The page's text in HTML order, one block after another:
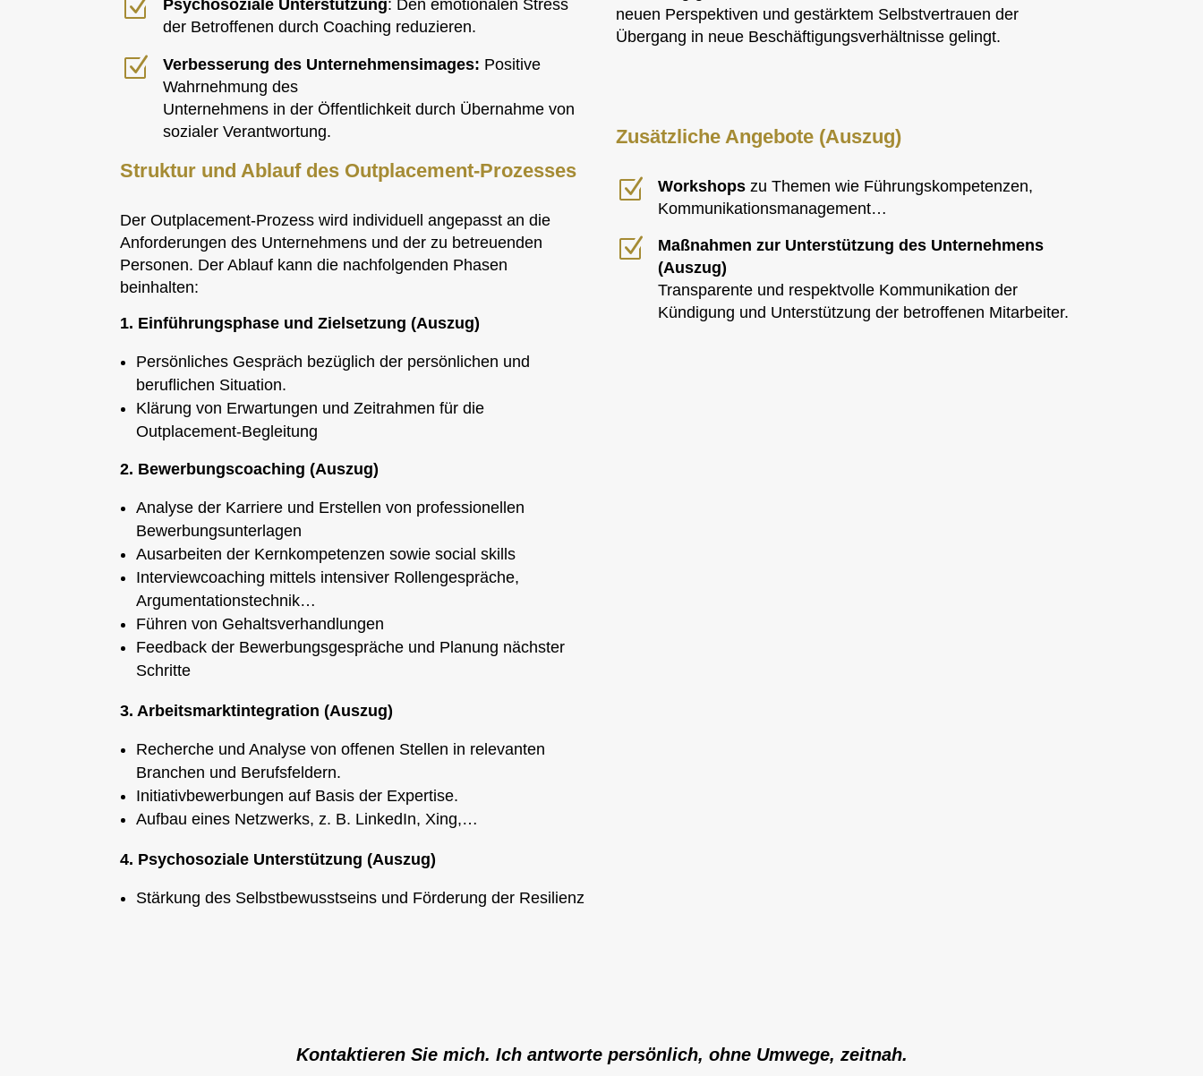
Z Psychosoziale Unterstützung: Den emotionalen Stress
der Betroffenen durch Coaching reduzieren.
Z Verbesserung des Unternehmensimages: Positive
Wahrnehmung des
Unternehmens in der Öffentlichkeit durch Übernahme von
sozialer Verantwortung.
Struktur und Ablauf des Outplacement-Prozesses
Der Outplacement-Prozess wird individuell angepasst an die
Anforderungen des Unternehmens und der zu betreuenden
Personen. Der Ablauf kann die nachfolgenden Phasen
beinhalten:
1. Einführungsphase und Zielsetzung (Auszug)
Persönliches Gespräch bezüglich der persönlichen und
beruflichen Situation.
Klärung von Erwartungen und Zeitrahmen für die
Outplacement-Begleitung
2. Bewerbungscoaching (Auszug)
Analyse der Karriere und Erstellen von professionellen
Bewerbungsunterlagen
Ausarbeiten der Kernkompetenzen sowie social skills
Interviewcoaching mittels intensiver Rollengespräche,
Argumentationstechnik…
Führen von Gehaltsverhandlungen
Feedback der Bewerbungsgespräche und Planung nächster
Schritte
3. Arbeitsmarktintegration (Auszug)
Recherche und Analyse von offenen Stellen in relevanten
Branchen und Berufsfeldern.
Initiativbewerbungen auf Basis der Expertise.
Aufbau eines Netzwerks, z. B. LinkedIn, Xing,…
4. Psychosoziale Unterstützung (Auszug)
Stärkung des Selbstbewusstseins und Förderung der Resilienz
neuen Perspektiven und gestärktem Selbstvertrauen der
Übergang in neue Beschäftigungsverhältnisse gelingt.
Zusätzliche Angebote (Auszug)
Z Workshops zu Themen wie Führungskompetenzen,
Kommunikationsmanagement…
Z
Maßnahmen zur Unterstützung des Unternehmens
(Auszug)
Transparente und respektvolle Kommunikation der
Kündigung und Unterstützung der betroffenen Mitarbeiter.
Kontaktieren Sie mich. Ich antworte persönlich, ohne Umwege, zeitnah.